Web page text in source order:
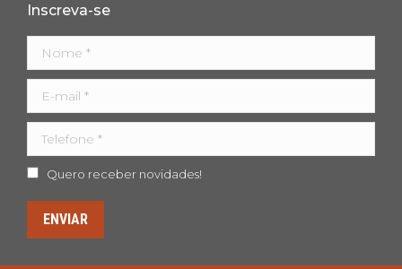
Inscreva-se
Quero receber novidades!
ENVIAR